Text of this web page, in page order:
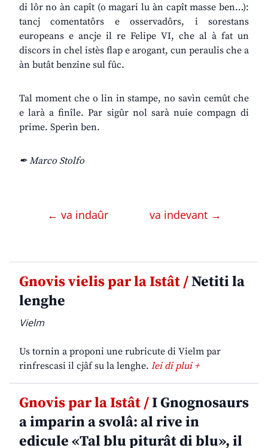
di lôr no àn capît (o magari lu àn capît masse ben…):
tancj comentatôrs e osservadôrs, i sorestans
europeans e ancje il re Felipe VI, che al à fat un
discors in chel istès flap e arogant, cun peraulis che a
àn butât benzine sul fûc.
Tal moment che o lin in stampe, no savìn cemût che
e larà a finîle. Par sigûr nol sarà nuie compagn di
prime. Sperìn ben.
✒ Marco Stolfo
← va indaûr va indevant →
Gnovis vielis par la Istât /Netiti la
lenghe
Vielm
Us tornin a proponi une rubricute di Vielm par
rinfrescasi il cjâf su la lenghe. lei di plui +
Gnovis par la Istât /I Gnognosaurs
a imparin a svolâ: al rive in
edicule «Tal blu piturât di blu», il